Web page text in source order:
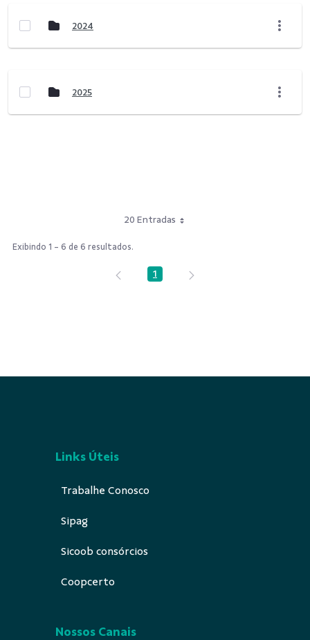
2024
2025
20 Entradas
Exibindo 1 - 6 de 6 resultados.
Página
1
Links Úteis
Trabalhe Conosco
Sipag
Sicoob consórcios
Coopcerto
Nossos Canais